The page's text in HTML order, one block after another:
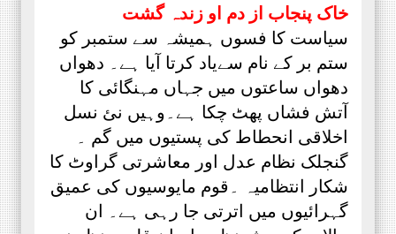
خاک پنجاب از دم او زندہ گشت
سیاست کا فسوں ہمیشہ سے ستمبر کو
ستم بر کے نام سےیاد کرتا آیا ہے۔ دھواں
دھواں ساعتوں میں جہاں مہنگائی کا
آتش فشاں پھٹ چکا ہے۔وہیں نئ نسل
اخلاقی انحطاط کی پستیوں میں گم ۔
گنجلک نظام عدل اور معاشرتی گراوٹ کا
شکار انتظامیہ ۔قوم مایوسیوں کی عمیق
گہرائیوں میں اترتی جا رہی ہے۔ ان